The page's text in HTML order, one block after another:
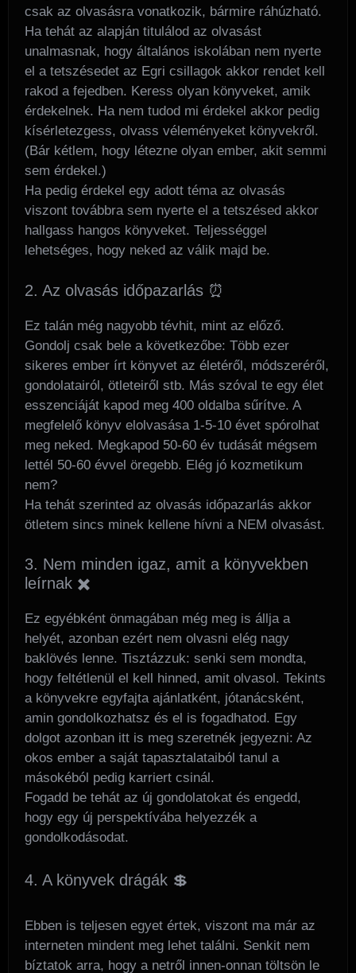
csak az olvasásra vonatkozik, bármire ráhúzható.
Ha tehát az alapján titulálod az olvasást
unalmasnak, hogy általános iskolában nem nyerte
el a tetszésedet az Egri csillagok akkor rendet kell
rakod a fejedben. Keress olyan könyveket, amik
érdekelnek. Ha nem tudod mi érdekel akkor pedig
kísérletezgess, olvass véleményeket könyvekről.
(Bár kétlem, hogy létezne olyan ember, akit semmi
sem érdekel.)
Ha pedig érdekel egy adott téma az olvasás
viszont továbbra sem nyerte el a tetszésed akkor
hallgass hangos könyveket. Teljességgel
lehetséges, hogy neked az válik majd be.
2. Az olvasás időpazarlás ⏰
Ez talán még nagyobb tévhit, mint az előző.
Gondolj csak bele a következőbe: Több ezer
sikeres ember írt könyvet az életéről, módszeréről,
gondolatairól, ötleteiről stb. Más szóval te egy élet
esszenciáját kapod meg 400 oldalba sűrítve. A
megfelelő könyv elolvasása 1-5-10 évet spórolhat
meg neked. Megkapod 50-60 év tudását mégsem
lettél 50-60 évvel öregebb. Elég jó kozmetikum
nem?
Ha tehát szerinted az olvasás időpazarlás akkor
ötletem sincs minek kellene hívni a NEM olvasást.
3. Nem minden igaz, amit a könyvekben
leírnak ✖️
Ez egyébként önmagában még meg is állja a
helyét, azonban ezért nem olvasni elég nagy
baklövés lenne. Tisztázzuk: senki sem mondta,
hogy feltétlenül el kell hinned, amit olvasol. Tekints
a könyvekre egyfajta ajánlatként, jótanácsként,
amin gondolkozhatsz és el is fogadhatod. Egy
dolgot azonban itt is meg szeretnék jegyezni: Az
okos ember a saját tapasztalataiból tanul a
másokéból pedig karriert csinál.
Fogadd be tehát az új gondolatokat és engedd,
hogy egy új perspektívába helyezzék a
gondolkodásodat.
4. A könyvek drágák 💲
Ebben is teljesen egyet értek, viszont ma már az
interneten mindent meg lehet találni. Senkit nem
bíztatok arra, hogy a netről innen-onnan töltsön le